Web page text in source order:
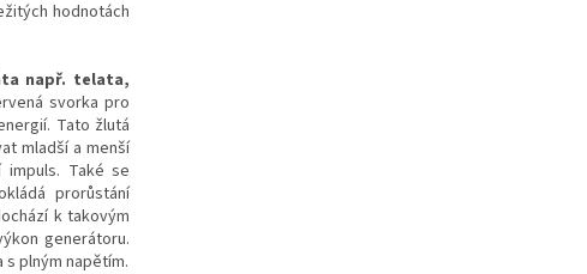
hodnotách
např. telata,
svorka pro
Tato žlutá
mladší a menší
Také se
prorůstání
k takovým
generátoru.
plným napětím.